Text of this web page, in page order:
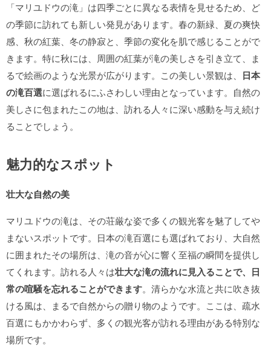
「マリユドウの滝」は四季ごとに異なる表情を見せるため、ど
の季節に訪れても新しい発見があります。春の新緑、夏の爽快
感、秋の紅葉、冬の静寂と、季節の変化を肌で感じることがで
きます。特に秋には、周囲の紅葉が滝の美しさを引き立て、ま
るで絵画のような光景が広がります。この美しい景観は、 日本
の滝百選に選ばれるにふさわしい理由となっています。自然の
美しさに包まれたこの地は、訪れる人々に深い感動を与え続け
ることでしょう。
魅力的なスポット
壮大な自然の美
マリユドウの滝は、その荘厳な姿で多くの観光客を魅了してや
まないスポットです。日本の滝百選にも選ばれており、大自然
に囲まれたその場所は、滝の音が心に響く至福の瞬間を提供し
てくれます。訪れる人々は壮大な滝の流れに見入ることで、日
常の喧騒を忘れることができます。清らかな水流と共に吹き抜
ける風は、まるで自然からの贈り物のようです。ここは、疏水
百選にもかかわらず、多くの観光客が訪れる理由がある特別な
場所です。